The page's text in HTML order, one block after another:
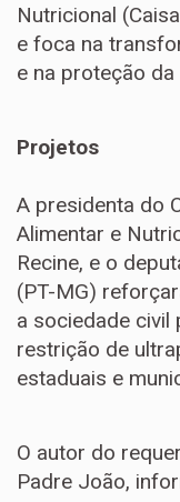
Nutricional
e foca na
e na proteção da
Projetos
A presidenta do
Alimentar e
Recine, e o
(PT-MG)
a sociedade civil
restrição de
estaduais e
O autor do
Padre João,